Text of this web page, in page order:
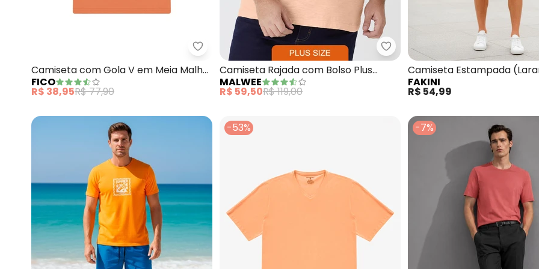
Fico - Camiseta com Gola V em Meia Malha (Laranja)
Camiseta com Gola V em Meia Malha
(Laranja)
FICO
R$ 38,95R$ 77,90
Malwee - Camiseta Rajada com
Camiseta Rajada com Bolso Plus
(Pêssego)
MALWEE
R$ 59,50R$ 119,00
Camiseta Estampada
FAKINI
R$ 54,99
-53% -7%